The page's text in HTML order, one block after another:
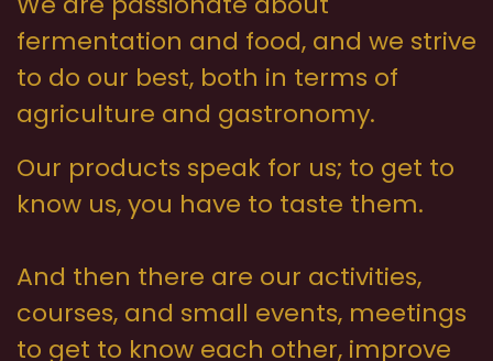
fermentation and food, and we strive
to do our best, both in terms of
agriculture and gastronomy.
Our products speak for us; to get to
know us, you have to taste them.
And then there are our activities,
courses, and small events, meetings
to get to know each other, improve